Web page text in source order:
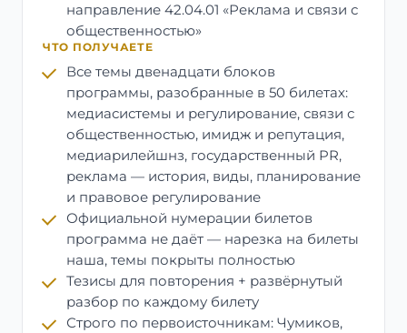
направление 42.04.01 «Реклама и связи с
общественностью»
ЧТО ПОЛУЧАЕТЕ
Все темы двенадцати блоков
программы, разобранные в 50 билетах:
медиасистемы и регулирование, связи с
общественностью, имидж и репутация,
медиарилейшнз, государственный PR,
реклама — история, виды, планирование
и правовое регулирование
Официальной нумерации билетов
программа не даёт — нарезка на билеты
наша, темы покрыты полностью
Тезисы для повторения + развёрнутый
разбор по каждому билету
Строго по первоисточникам: Чумиков,